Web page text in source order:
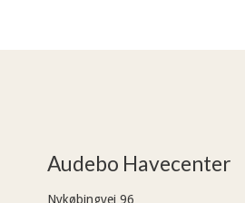
Audebo Havecenter
Nykøbingvej 96